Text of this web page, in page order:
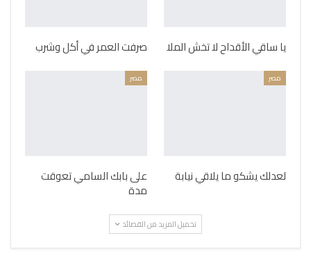
يا ساقي الأقداح لا تخش الملا صرفت العمر في أكل وشرب
مصر
لعدلك يشكو ما يلاقي نيابة
مصر
على بابك السامي تعوقت
مدة
تحميل المزيد من القصائد